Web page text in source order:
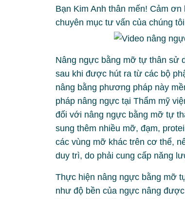
Bạn Kim Anh thân mến! Cảm
chuyên mục tư vấn của chúng
Nâng ngực bằng mỡ tự thân sử
sau khi được hút ra từ các bộ
nâng bằng phương pháp này
pháp nâng ngực tại Thẩm mỹ
đối với nâng ngực bằng mỡ tự
sung thêm nhiều mỡ, đạm,
các vùng mỡ khác trên cơ thể,
duy trì, do phải cung cấp năng
Thực hiện nâng ngực bằng mỡ
như độ bền của ngực nâng